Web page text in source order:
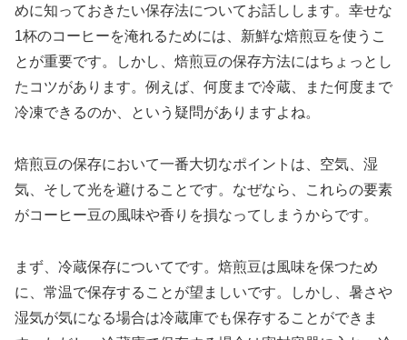
めに知っておきたい保存法についてお話しします。幸せな
1杯のコーヒーを淹れるためには、新鮮な焙煎豆を使うこ
とが重要です。しかし、焙煎豆の保存方法にはちょっとし
たコツがあります。例えば、何度まで冷蔵、また何度まで
冷凍できるのか、という疑問がありますよね。
焙煎豆の保存において一番大切なポイントは、空気、湿
気、そして光を避けることです。なぜなら、これらの要素
がコーヒー豆の風味や香りを損なってしまうからです。
まず、冷蔵保存についてです。焙煎豆は風味を保つため
に、常温で保存することが望ましいです。しかし、暑さや
湿気が気になる場合は冷蔵庫でも保存することができま